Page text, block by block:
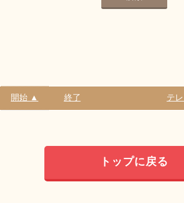
開始 ▲ 終了 テ
トップに戻る